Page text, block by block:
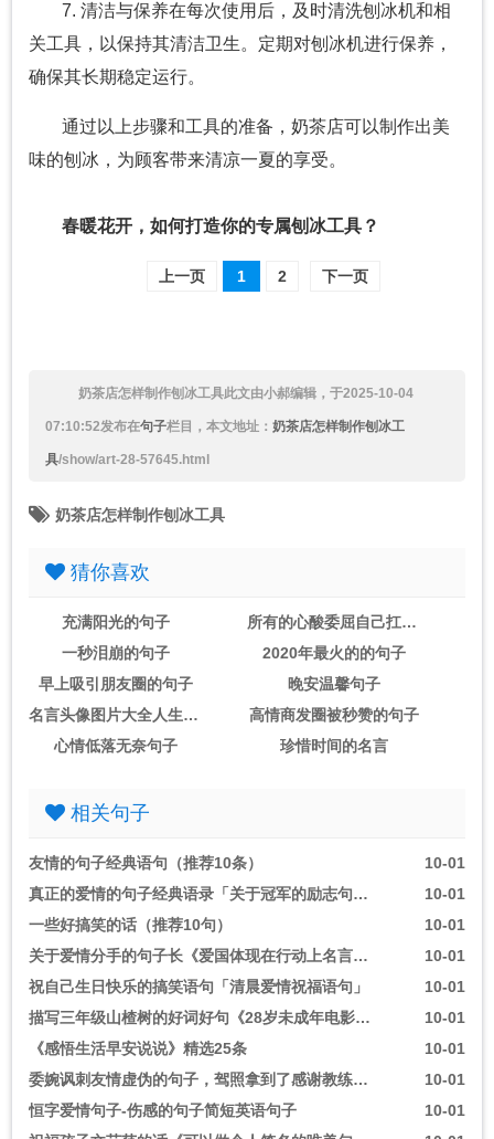
7. 清洁与保养在每次使用后，及时清洗刨冰机和相
关工具，以保持其清洁卫生。定期对刨冰机进行保养，
确保其长期稳定运行。
通过以上步骤和工具的准备，奶茶店可以制作出美
味的刨冰，为顾客带来清凉一夏的享受。
春暖花开，如何打造你的专属刨冰工具？
上一页 1 2 下一页
奶茶店怎样制作刨冰工具此文由小郝编辑，于2025-10-04
07:10:52发布在句子栏目，本文地址： 奶茶店怎样制作刨冰工
具/show/art-28-57645.html
奶茶店怎样制作刨冰工具
猜你喜欢
充满阳光的句子
所有的心酸委屈自己扛的句子
一秒泪崩的句子
2020年最火的的句子
早上吸引朋友圈的句子
晚安温馨句子
名言头像图片大全人生感悟
高情商发圈被秒赞的句子
心情低落无奈句子
珍惜时间的名言
相关句子
友情的句子经典语句（推荐10条）
10-01
真正的爱情的句子经典语录「关于冠军的励志句子」
10-01
一些好搞笑的话（推荐10句）
10-01
关于爱情分手的句子长《爱国体现在行动上名言警句》
10-01
祝自己生日快乐的搞笑语句「清晨爱情祝福语句」
10-01
描写三年级山楂树的好词好句《28岁未成年电影的经典台词》
10-01
《感悟生活早安说说》精选25条
10-01
委婉讽刺友情虚伪的句子，驾照拿到了感谢教练的话语
10-01
恒字爱情句子-伤感的句子简短英语句子
10-01